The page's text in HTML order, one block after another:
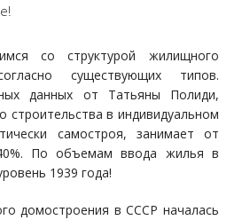
со структурой жилищного
существующих типов.
данных от Татьяны Полиди,
строительства в индивидуальном
самостроя, занимает от
По объемам ввода жилья в
1939 года!
домостроения в СССР началась